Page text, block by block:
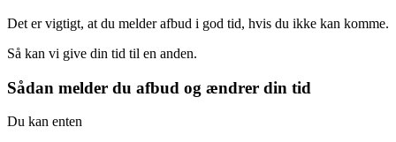
Det er vigtigt, at du melder afbud i god tid, hvis du ikke kan komme.
Så kan vi give din tid til en anden.
Sådan melder du afbud og ændrer din tid
Du kan enten